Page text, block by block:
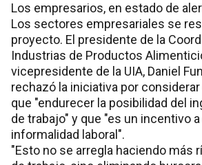
Los empresarios, en estado de
Los sectores empresariales se
proyecto. El presidente de la
Industrias de Productos
vicepresidente de la UIA, Daniel
rechazó la iniciativa por
que "endurecer la posibilidad del
de trabajo" y que "es un incentivo
informalidad laboral".
"Esto no se arregla haciendo más